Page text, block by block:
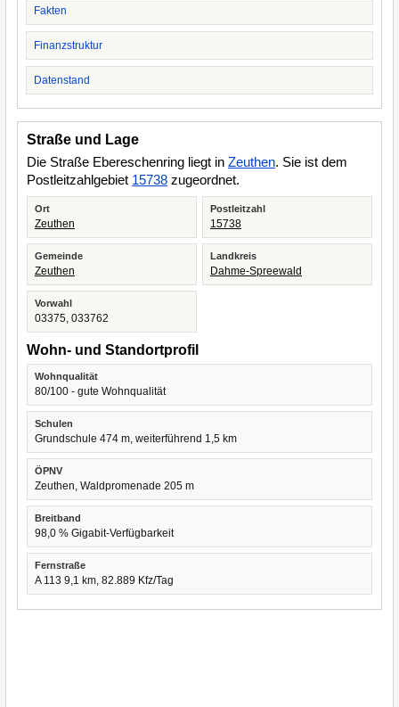
Fakten
Finanzstruktur
Datenstand
Straße und Lage
Die Straße Ebereschenring liegt in Zeuthen. Sie ist dem
Postleitzahlgebiet 15738 zugeordnet.
Ort
Zeuthen
Postleitzahl
15738
Gemeinde
Zeuthen
Landkreis
Dahme-Spreewald
Vorwahl
03375, 033762
Wohn- und Standortprofil
Wohnqualität
80/100 - gute Wohnqualität
Schulen
Grundschule 474 m, weiterführend 1,5 km
ÖPNV
Zeuthen, Waldpromenade 205 m
Breitband
98,0 % Gigabit-Verfügbarkeit
Fernstraße
A 113 9,1 km, 82.889 Kfz/Tag